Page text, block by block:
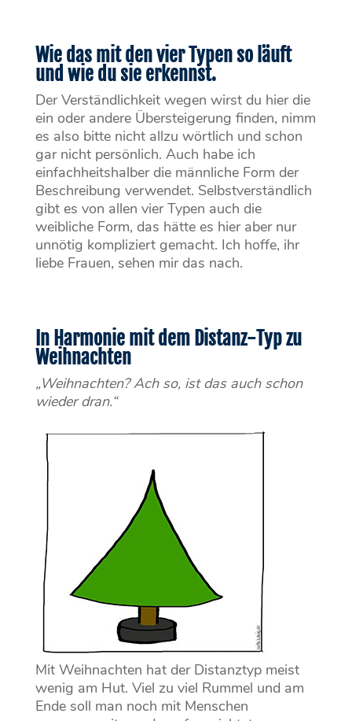
Wie das mit den vier Typen so läuft
und wie du sie erkennst.
Der Verständlichkeit wegen wirst du hier die
ein oder andere Übersteigerung finden, nimm
es also bitte nicht allzu wörtlich und schon
gar nicht persönlich. Auch habe ich
einfachheitshalber die männliche Form der
Beschreibung verwendet. Selbstverständlich
gibt es von allen vier Typen auch die
weibliche Form, das hätte es hier aber nur
unnötig kompliziert gemacht. Ich hoffe, ihr
liebe Frauen, sehen mir das nach.
In Harmonie mit dem Distanz-Typ zu
Weihnachten
„Weihnachten? Ach so, ist das auch schon
wieder dran.“
Mit Weihnachten hat der Distanztyp meist
wenig am Hut. Viel zu viel Rummel und am
Ende soll man noch mit Menschen